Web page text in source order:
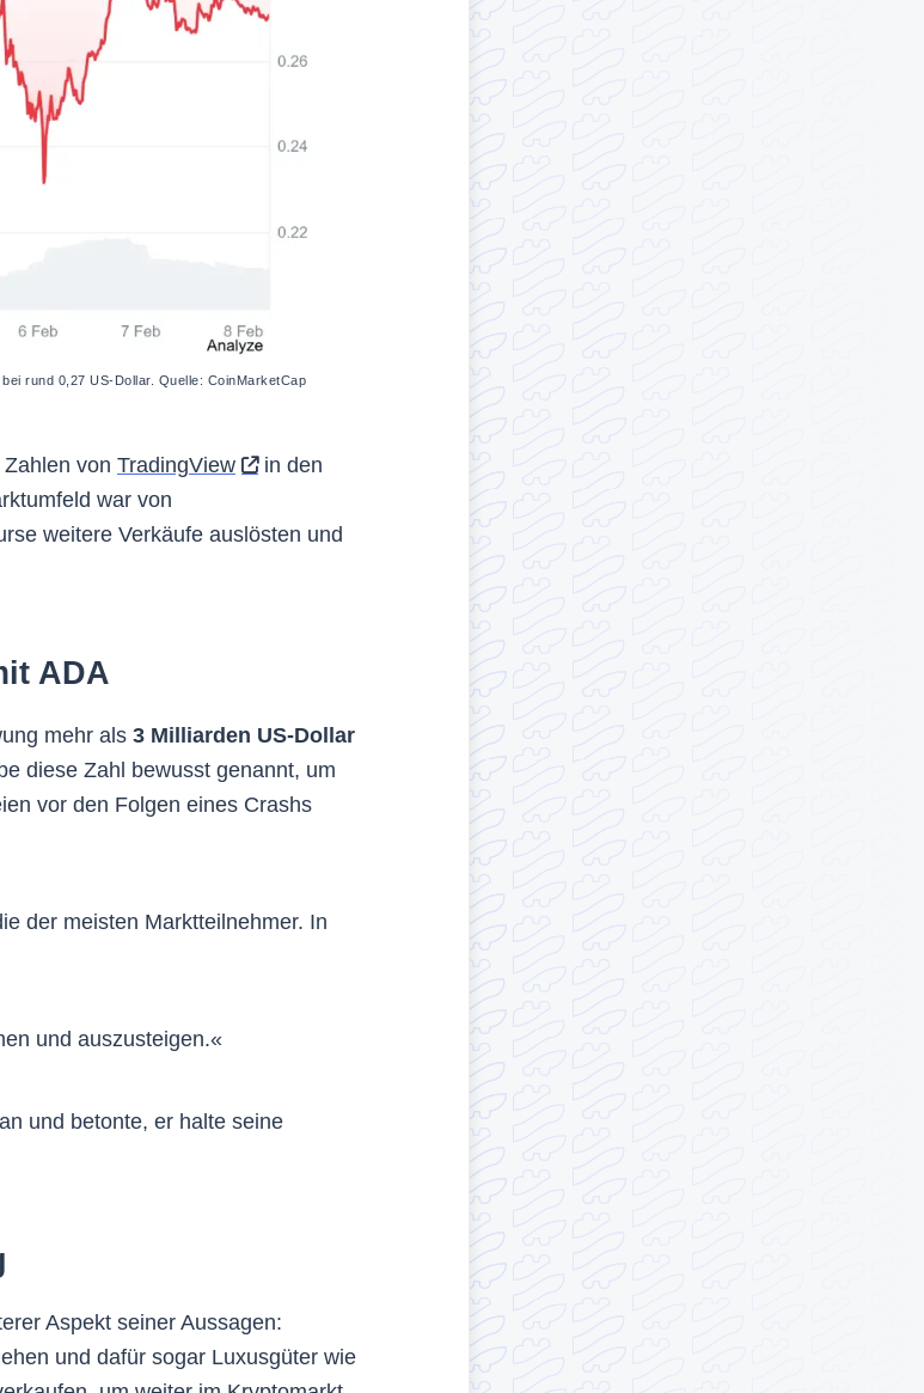
rund 0,27 US-Dollar. Quelle: CoinMarketCap
von TradingView
in den
war von
weitere Verkäufe auslösten und
ADA
mehr als 3 Milliarden US-Dollar
diese Zahl bewusst genannt, um
vor den Folgen eines Crashs
der meisten Marktteilnehmer. In
und auszusteigen.«
und betonte, er halte seine
Aspekt seiner Aussagen:
und dafür sogar Luxusgüter wie